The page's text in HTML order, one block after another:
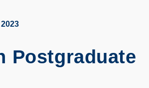
Postgraduate